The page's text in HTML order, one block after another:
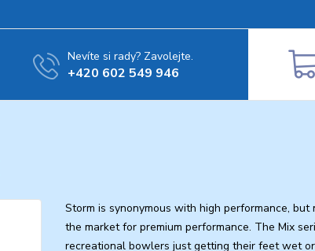
Nevíte si rady? Zavolejte.
+420 602 549 946
Storm is synonymous with high performance, but
the market for premium performance. The Mix
recreational bowlers just getting their feet wet